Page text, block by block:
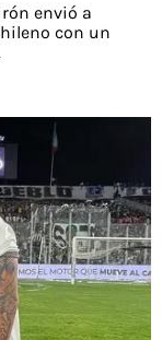
envió a
con un